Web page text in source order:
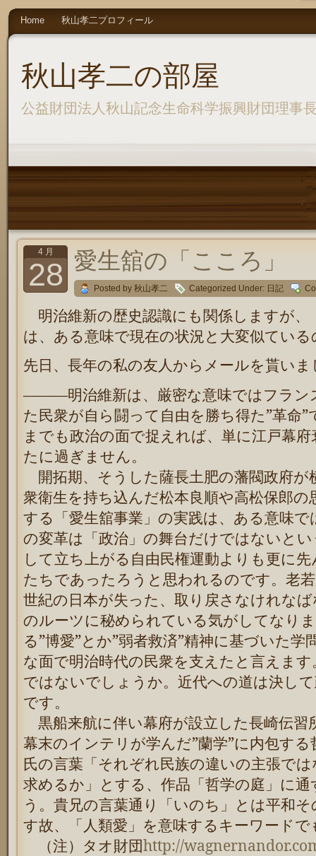
秋山孝二の部屋
公益財団法人秋山記念生命科学振興財団理事
Home 秋山孝二プロフィール
4 月
28 愛生舘の「こころ」
Posted by 秋山孝二 Categorized Under: 日記
明治維新の歴史認識にも関係しますが、
は、ある意味で現在の状況と大変似てい
先日、長年の私の友人からメールを貰いま
―――明治維新は、厳密な意味ではフラン
た民衆が自ら闘って自由を勝ち得た”革命
までも政治の面で捉えれば、単に江戸幕府
たに過ぎません。
開拓期、そうした薩長土肥の藩閥政府が
衆衛生を持ち込んだ松本良順や高松保郎の
する「愛生舘事業」の実践は、ある意味で
の変革は「政治」の舞台だけではないと
して立ち上がる自由民権運動よ りも更に
たちであったろうと思われるのです。老
世紀の日本が失った、 取り戻さなけれな
のルーツに秘められている気がしてなり
る”博愛”とか”弱者救済”精神に基づいた学
な面で明治時代の民衆を支えたと言えま
ではないでしょうか。近代への道は決して
です。
黒船来航に伴い幕府が設立した長崎伝習
幕末のインテリが学んだ”蘭学”に内包す
氏の言葉「それぞれ民族の違いの主張で
求めるか」とする、作品「哲学の庭」に通
う。 貴兄の言葉通り「いのち」とは平和
す故、「人類愛」を意味するキーワード
（注）タオ財団http://